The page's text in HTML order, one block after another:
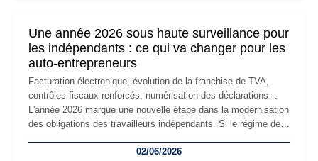
Une année 2026 sous haute surveillance pour
les indépendants : ce qui va changer pour les
auto-entrepreneurs
Facturation électronique, évolution de la franchise de TVA,
contrôles fiscaux renforcés, numérisation des déclarations…
L'année 2026 marque une nouvelle étape dans la modernisation
des obligations des travailleurs indépendants. Si le régime de
les auto-entrepreneurs devront s'adapter à un environnement
02/06/2026